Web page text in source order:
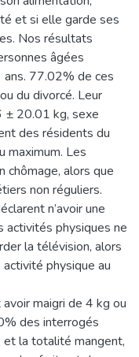
et si elle garde ses
Nos résultats
âgées
77.02% de ces
du divorcé. Leur
± 20.01 kg, sexe
des résidents du
maximum. Les
alors que
non réguliers.
n’avoir une
activités physiques ne
la télévision, alors
physique au
maigri de 4 kg ou
des interrogés
et la totalité mangent,